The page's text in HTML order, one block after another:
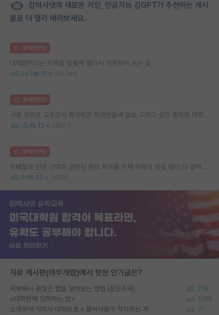
김박사넷의 새로운 거인, 인공지능 김GPT가 추천하는 게시
물로 더 멀리 바라보세요.
명예의전당
대학원이라는 지옥을 탈출해 멀리서 지켜보며 쓰는 글
345 31 106340
명예의전당
서울 중위권 교수로서 중하위권 학생분들께 말씀 드리고 싶은 중위권 대학 연구실의 강점
112 72 28576
명예의전당
후배들의 진로 선택과 균형된 정보 획득을 위해 익명의 힘을 빌어 다 같이 연봉 공개 타임 한번 갖는 것 어때요?
81 63 20680
자유 게시판(아무개랩)에서 핫한 인기글은?
외부에서 괜찮은 랩을 알아보는 방법 (장문주의) 274
<대학원에 입학하는 법> 1388
소재분야 석박사 대학원생 + 물박사들이 착각하는 거 71